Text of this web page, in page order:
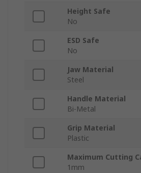
Height Safe
No
ESD Safe
No
Jaw Material
Steel
Handle Material
Bi-Metal
Grip Material
Plastic
Maximum Cutting
1mm